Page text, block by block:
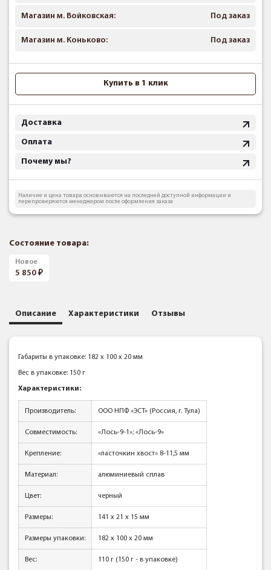
Магазин м. Войковская: Под заказ
Магазин м. Коньково: Под заказ
Купить в 1 клик
Доставка
Оплата
Почему мы?
Наличие и цена товара основываются на последней доступной информации и
перепроверяются менеджером после оформления заказа
Состояние товара:
Новое
5 850
Описание Характеристики Отзывы
Габариты в упаковке: 182 x 100 x 20 мм
Вес в упаковке: 150 г
Характеристики:
Производитель: ООО НПФ «ЭСТ» (Россия, г. Тула)
Совместимость: «Лось-9-1»; «Лось-9»
Крепление: «ласточкин хвост» 8-11,5 мм
Материал: алюминиевый сплав
Цвет: черный
Размеры: 141 x 21 x 15 мм
Размеры упаковки: 182 x 100 x 20 мм
Вес: 110 г (150 г - в упаковке)